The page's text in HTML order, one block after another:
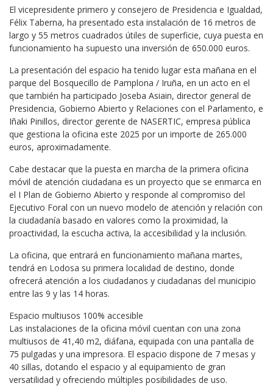
El vicepresidente primero y consejero de Presidencia e Igualdad,
Félix Taberna, ha presentado esta instalación de 16 metros de
largo y 55 metros cuadrados útiles de superficie, cuya puesta en
funcionamiento ha supuesto una inversión de 650.000 euros.
La presentación del espacio ha tenido lugar esta mañana en el
parque del Bosquecillo de Pamplona / Iruña, en un acto en el
que también ha participado Joseba Asiain, director general de
Presidencia, Gobierno Abierto y Relaciones con el Parlamento, e
Iñaki Pinillos, director gerente de NASERTIC, empresa pública
que gestiona la oficina este 2025 por un importe de 265.000
euros, aproximadamente.
Cabe destacar que la puesta en marcha de la primera oficina
móvil de atención ciudadana es un proyecto que se enmarca en
el I Plan de Gobierno Abierto y responde al compromiso del
Ejecutivo Foral con un nuevo modelo de atención y relación con
la ciudadanía basado en valores como la proximidad, la
proactividad, la escucha activa, la accesibilidad y la inclusión.
La oficina, que entrará en funcionamiento mañana martes,
tendrá en Lodosa su primera localidad de destino, donde
ofrecerá atención a los ciudadanos y ciudadanas del municipio
entre las 9 y las 14 horas.
Espacio multiusos 100% accesible
Las instalaciones de la oficina móvil cuentan con una zona
multiusos de 41,40 m2, diáfana, equipada con una pantalla de
75 pulgadas y una impresora. El espacio dispone de 7 mesas y
40 sillas, dotando el espacio y al equipamiento de gran
versatilidad y ofreciendo múltiples posibilidades de uso.